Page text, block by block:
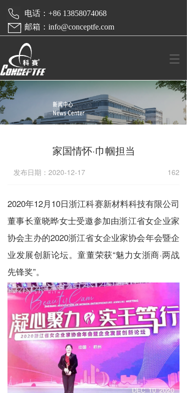
电话：+86 13858074068
邮箱：info@conceptfe.com
T
g
g
n
a
o
n
家国情怀·巾帼担当
发布日期：2020-12-17 162
2020年12月10日浙江科赛新材料科技有限公司
董事长童晓晔女士受邀参加由浙江省女企业家
协会主办的2020浙江省女企业家协会年会暨企
业发展创新论坛。童董荣获“魅力女浙商·两战
先锋奖”。